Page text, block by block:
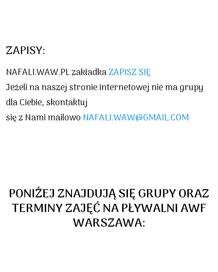
ZAPISY:
NAFALI.WAW.PL zakładkaZAPISZ SIĘ
Jeżeli na naszej stronie internetowej nie ma grupy
dla Ciebie, skontaktuj
się z Nami mailowo NAFALI.WAW@GMAIL.COM
PONIŻEJ ZNAJDUJĄ SIĘ GRUPY ORAZ
TERMINY ZAJĘĆ NA PŁYWALNI AWF
WARSZAWA: